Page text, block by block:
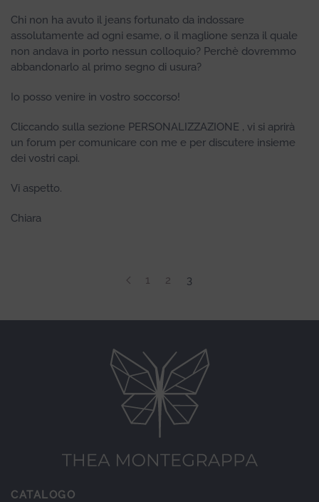
Chi non ha avuto il jeans fortunato da indossare
assolutamente ad ogni esame, o il maglione senza il quale
non andava in porto nessun colloquio? Perchè dovremmo
abbandonarlo al primo segno di usura?
Io posso venire in vostro soccorso!
Cliccando sulla sezione PERSONALIZZAZIONE , vi si aprirà
un forum per comunicare con me e per discutere insieme
dei vostri capi.
Vi aspetto.
Chiara
1 2 3
CATALOGO